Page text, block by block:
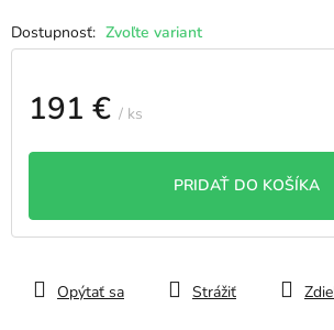
Zvoľte variant
191 € / ks
PRIDAŤ DO KOŠÍKA
Opýtať sa Strážiť